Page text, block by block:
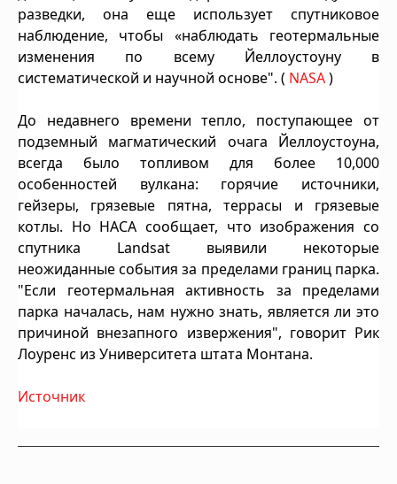
разведки, она еще использует спутниковое
наблюдение, чтобы «наблюдать геотермальные
изменения по всему Йеллоустоуну в
систематической и научной основе". ( NASA)
До недавнего времени тепло, поступающее от
подземный магматический очага Йеллоустоуна,
всегда было топливом для более 10,000
особенностей вулкана: горячие источники,
гейзеры, грязевые пятна, террасы и грязевые
котлы. Но НАСА сообщает, что изображения со
спутника Landsat выявили некоторые
неожиданные события за пределами границ парка.
"Если геотермальная активность за пределами
парка началась, нам нужно знать, является ли это
причиной внезапного извержения", говорит Рик
Лоуренс из Университета штата Монтана.
Источник